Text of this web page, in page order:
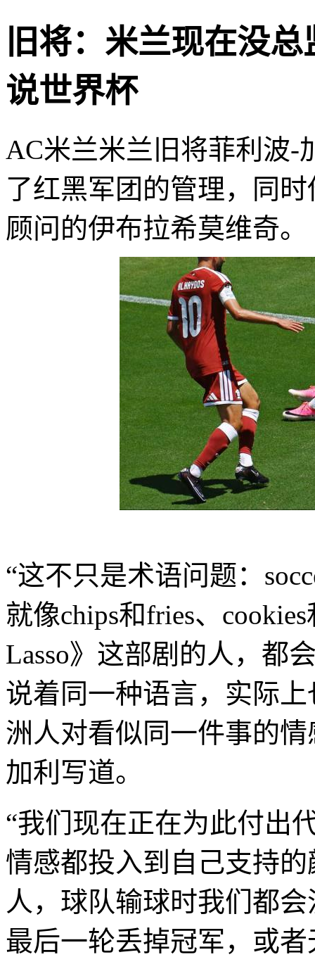
旧将：米兰现在没
说世界杯
AC米兰米兰旧将菲利波-
了红黑军团的管理，同
顾问的伊布拉希莫维奇。
“这不只是术语问题：
就像chips和fries、
Lasso》这部剧的人，都
说着同一种语言，实际
洲人对看似同一件事的
加利写道。
“我们现在正在为此付出
情感都投入到自己支持
人，球队输球时我们都
最后一轮丢掉冠军，或